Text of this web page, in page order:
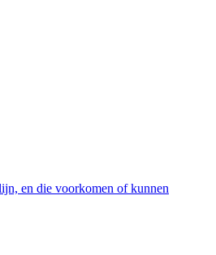
en die voorkomen of kunnen